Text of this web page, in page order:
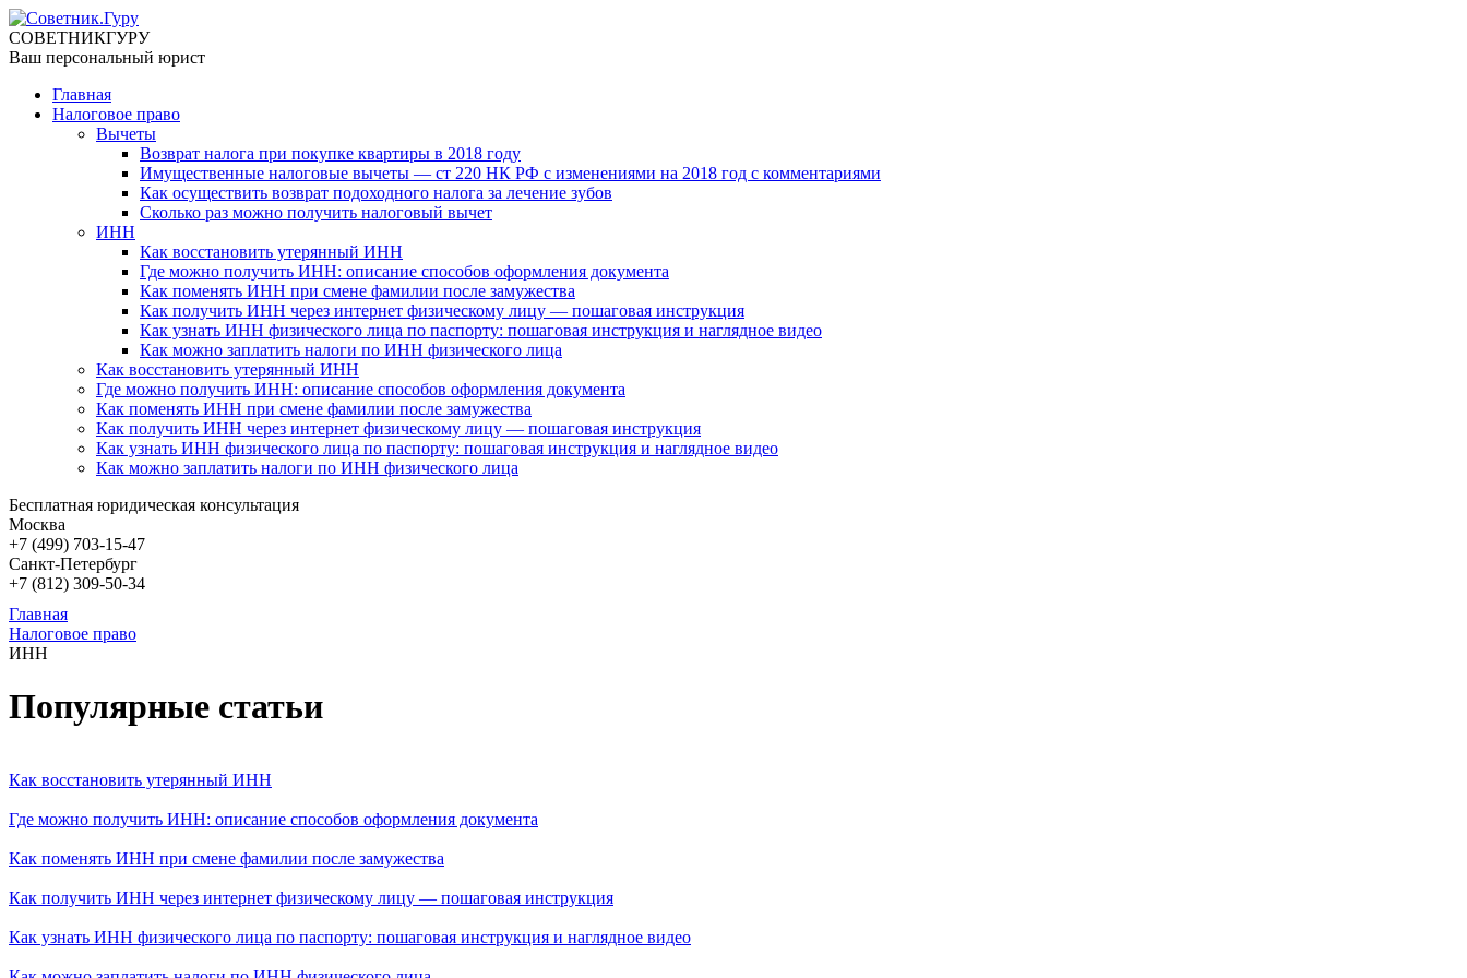
СОВЕТНИКГУРУ
Ваш персональный юрист
Главная
Налоговое право
Вычеты
Возврат налога при покупке квартиры в 2018 году
Имущественные налоговые вычеты — ст 220 НК РФ с изменениями на 2018 год с комментариями
Как осуществить возврат подоходного налога за лечение зубов
Сколько раз можно получить налоговый вычет
ИНН
Как восстановить утерянный ИНН
Где можно получить ИНН: описание способов оформления документа
Как поменять ИНН при смене фамилии после замужества
Как получить ИНН через интернет физическому лицу — пошаговая инструкция
Как узнать ИНН физического лица по паспорту: пошаговая инструкция и наглядное видео
Как можно заплатить налоги по ИНН физического лица
Как восстановить утерянный ИНН
Где можно получить ИНН: описание способов оформления документа
Как поменять ИНН при смене фамилии после замужества
Как получить ИНН через интернет физическому лицу — пошаговая инструкция
Как узнать ИНН физического лица по паспорту: пошаговая инструкция и наглядное видео
Как можно заплатить налоги по ИНН физического лица
Бесплатная юридическая консультация
Москва
+7 (499) 703-15-47
Санкт-Петербург
+7 (812) 309-50-34
Главная
Налоговое право
ИНН
Популярные статьи
Как восстановить утерянный ИНН
Где можно получить ИНН: описание способов оформления документа
Как поменять ИНН при смене фамилии после замужества
Как получить ИНН через интернет физическому лицу — пошаговая инструкция
Как узнать ИНН физического лица по паспорту: пошаговая инструкция и наглядное видео